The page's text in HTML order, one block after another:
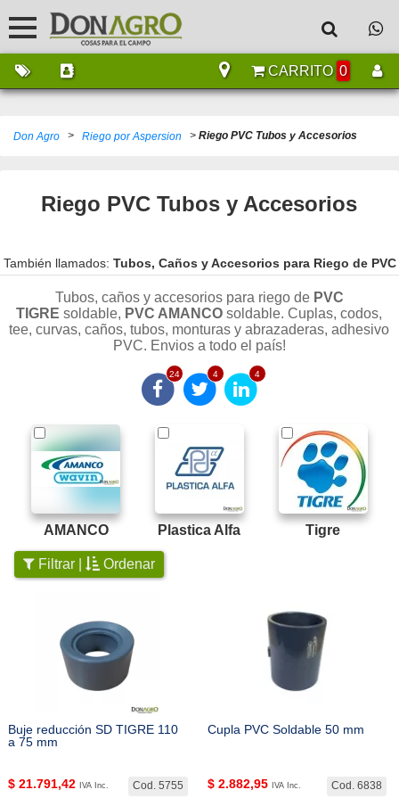
CARRITO 0
Don Agro > Riego por Aspersion > Riego PVC Tubos y Accesorios
Riego PVC Tubos y Accesorios
También llamados: Tubos, Caños y Accesorios para Riego de PVC
Tubos, caños y accesorios para riego de PVC
TIGREsoldable, PVC AMANCO soldable. Cuplas, codos,
tee, curvas, caños, tubos, monturas y abrazaderas, adhesivo
PVC. Envios a todo el país!
24 4 4
AMANCO Plastica Alfa Tigre
Filtrar | Ordenar
Buje reducción SD TIGRE 110
a 75 mm
Cod. 5755
$ 21.791,42 IVA Inc.
Cupla PVC Soldable 50 mm
Cod. 6838
$ 2.882,95 IVA Inc.